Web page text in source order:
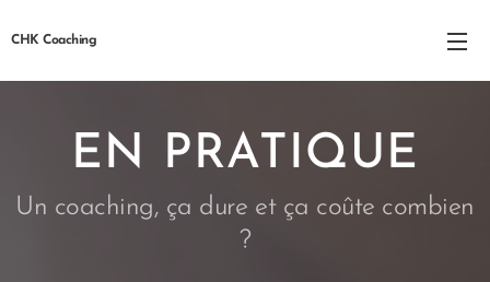
CHK Coaching
EN PRATIQUE
Un coaching, ça dure et ça coûte combien
?